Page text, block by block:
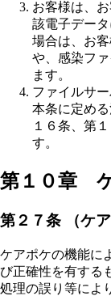
お客様は、
該電子デー
場合は、お
や、感染フ
ます。
ファイルサ
本条に定め
１６条、第
す。
第１０章
第２７条 （ケ
ケアポケの機能に
び正確性を有する
処理の誤り等によ